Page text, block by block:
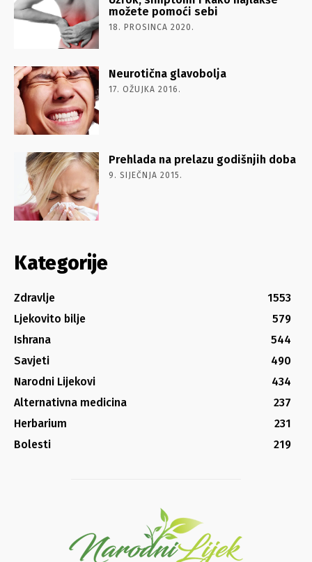
možete pomoći sebi
18. PROSINCA 2020.
Neurotična glavobolja
17. OŽUJKA 2016.
Prehlada na prelazu godišnjih doba
9. SIJEČNJA 2015.
Kategorije
Zdravlje
1553
Ljekovito bilje
579
Ishrana
544
Savjeti
490
Narodni Lijekovi
434
Alternativna medicina
237
Herbarium
231
Bolesti
219